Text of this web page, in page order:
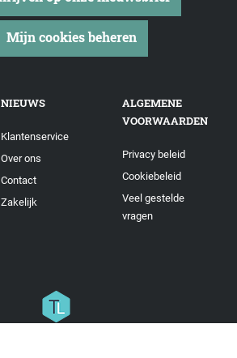
Mijn cookies beheren
NIEUWS
Klantenservice
Over ons
Contact
Zakelijk
ALGEMENE
VOORWAARDEN
Privacy beleid
Cookiebeleid
Veel gestelde
vragen